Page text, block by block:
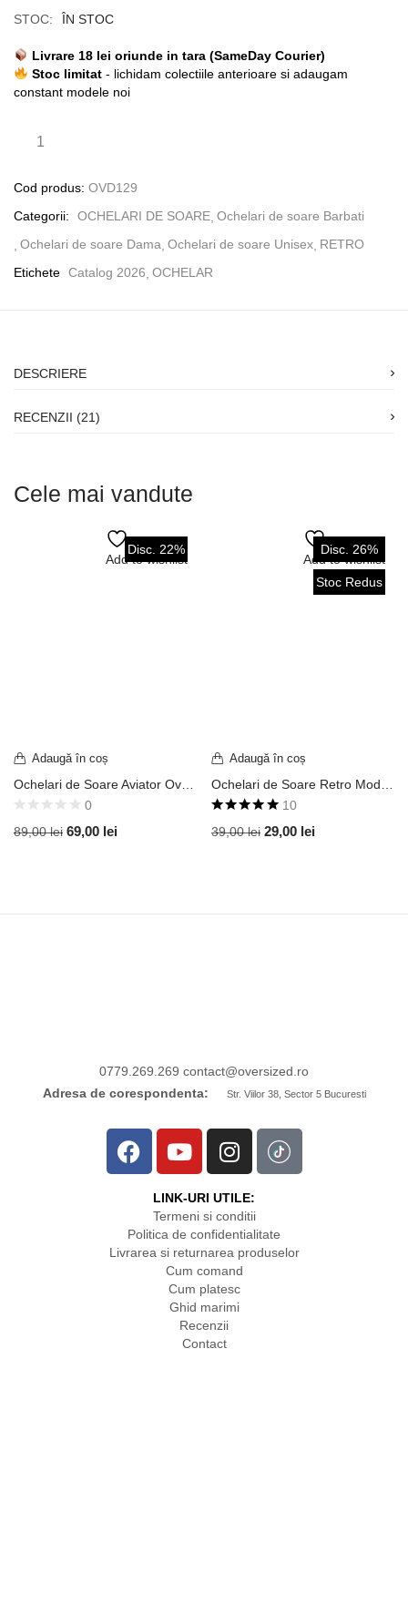
STOC: ÎN STOC
Livrare 18 lei oriunde in tara (SameDay Courier)
Stoc limitat- lichidam colectiile anterioare si adaugam
constant modele noi
Cod produs: OVD129
Categorii:
OCHELARI DE SOARE Ochelari de soare Barbati
Ochelari de soare Dama Ochelari de soare Unisex RETRO
Etichete Catalog 2026 OCHELAR
DESCRIERE
RECENZII (21)
Cele mai vandute
Disc. 22%
Adaugă în coș
Add to wishlist
Ochelari de Soare Aviator Oversized Ramă Maro Mat / Lentilă Verde-Galbenă UV400 OVDB177
0
89,00lei 69,00 lei
Disc. 26%
Stoc Redus
Adaugă în coș
Add to wishlist
Ochelari de Soare Retro Model Rectangular Slim Y2K Glam Ramă Albă-Auriu / Lentilă Fumurie UV400 OVD124
5.00din 5
10
39,00lei 29,00 lei
0779.269.269 contact@oversized.ro
Adresa de corespondenta:
Str. Viilor 38, Sector 5 Bucuresti
LINK-URI UTILE:
Termeni si conditii
Politica de confidentialitate
Livrarea si returnarea produselor
Cum comand
Cum platesc
Ghid marimi
Recenzii
Contact